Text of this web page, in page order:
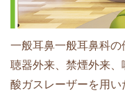
一般耳鼻一般耳鼻科
聴器外来、禁煙外来
酸ガスレーザーを用